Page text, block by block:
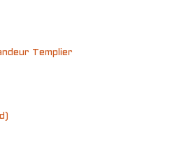
Templier